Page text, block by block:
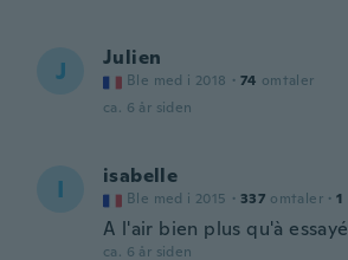
J Julien
Ble med i 2018 · 74 omtaler
ca. 6 år siden
I isabelle
Ble med i 2015 · 337 omtaler · 1
A l'air bien plus qu'à essayé
ca. 6 år siden